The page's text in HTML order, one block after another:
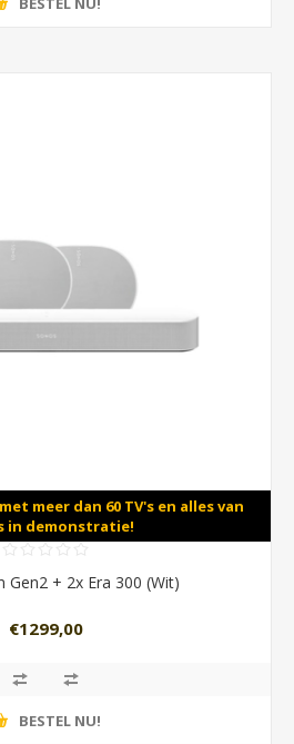
meer dan 60 TV's en alles van
in demonstratie!
Gen2 + 2x Era 300 (Wit)
€1299,00
BESTEL NU!